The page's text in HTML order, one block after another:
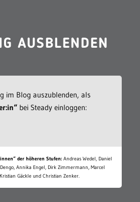
AUSBLENDEN
im Blog auszublenden, als
bei Steady einloggen:
der höheren Stufen: Andreas Wedel, Daniel
Annika Engel, Dirk Zimmermann, Marcel
Gäckle und Christian Zenker.